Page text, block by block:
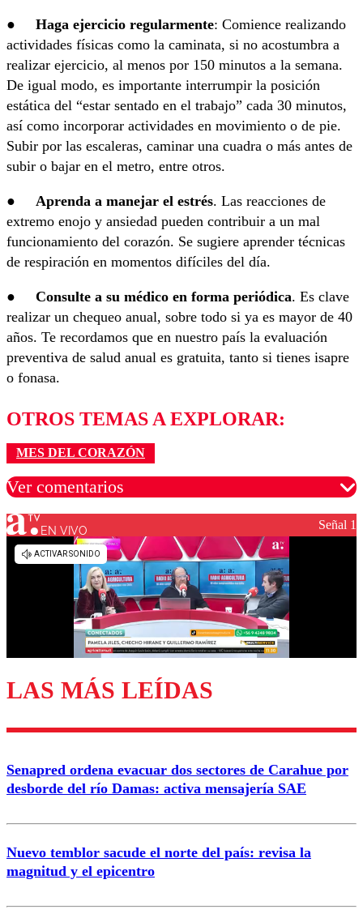
● Haga ejercicio regularmente: Comience realizando
actividades físicas como la caminata, si no acostumbra a
realizar ejercicio, al menos por 150 minutos a la semana.
De igual modo, es importante interrumpir la posición
estática del “estar sentado en el trabajo” cada 30 minutos,
así como incorporar actividades en movimiento o de pie.
Subir por las escaleras, caminar una cuadra o más antes de
subir o bajar en el metro, entre otros.
● Aprenda a manejar el estrés. Las reacciones de
extremo enojo y ansiedad pueden contribuir a un mal
funcionamiento del corazón. Se sugiere aprender técnicas
de respiración en momentos difíciles del día.
● Consulte a su médico en forma periódica. Es clave
realizar un chequeo anual, sobre todo si ya es mayor de 40
años. Te recordamos que en nuestro país la evaluación
preventiva de salud anual es gratuita, tanto si tienes isapre
o fonasa.
OTROS TEMAS A EXPLORAR:
MES DEL CORAZÓN
Ver comentarios
Los comentarios son moderados para garantizar un
diálogo respetuoso.
Enviar comentario
EN VIVO Señal 1
LAS MÁS LEÍDAS
Senapred ordena evacuar dos sectores de Carahue por
desborde del río Damas: activa mensajería SAE
Nuevo temblor sacude el norte del país: revisa la
magnitud y el epicentro